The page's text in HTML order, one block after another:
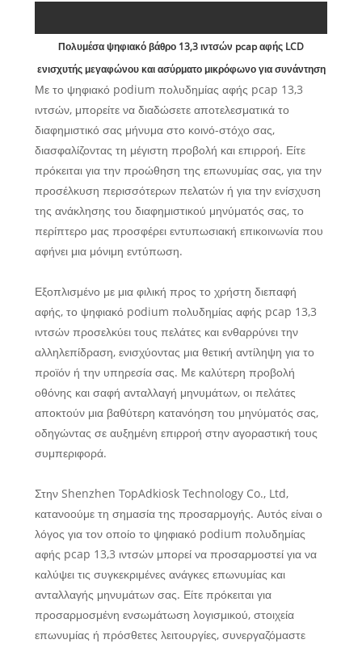
Πολυμέσα ψηφιακό βάθρο 13,3 ιντσών pcap αφής LCD
ενισχυτής μεγαφώνου και ασύρματο μικρόφωνο για συνάντηση
Με το ψηφιακό podium πολυδημίας αφής pcap 13,3
ιντσών, μπορείτε να διαδώσετε αποτελεσματικά το
διαφημιστικό σας μήνυμα στο κοινό-στόχο σας,
διασφαλίζοντας τη μέγιστη προβολή και επιρροή. Είτε
πρόκειται για την προώθηση της επωνυμίας σας, για την
προσέλκυση περισσότερων πελατών ή για την ενίσχυση
της ανάκλησης του διαφημιστικού μηνύματός σας, το
περίπτερο μας προσφέρει εντυπωσιακή επικοινωνία που
αφήνει μια μόνιμη εντύπωση.
Εξοπλισμένο με μια φιλική προς το χρήστη διεπαφή
αφής, το ψηφιακό podium πολυδημίας αφής pcap 13,3
ιντσών προσελκύει τους πελάτες και ενθαρρύνει την
αλληλεπίδραση, ενισχύοντας μια θετική αντίληψη για το
προϊόν ή την υπηρεσία σας. Με καλύτερη προβολή
οθόνης και σαφή ανταλλαγή μηνυμάτων, οι πελάτες
αποκτούν μια βαθύτερη κατανόηση του μηνύματός σας,
οδηγώντας σε αυξημένη επιρροή στην αγοραστική τους
συμπεριφορά.
Στην Shenzhen TopAdkiosk Technology Co., Ltd,
κατανοούμε τη σημασία της προσαρμογής. Αυτός είναι ο
λόγος για τον οποίο το ψηφιακό podium πολυδημίας
αφής pcap 13,3 ιντσών μπορεί να προσαρμοστεί για να
καλύψει τις συγκεκριμένες ανάγκες επωνυμίας και
ανταλλαγής μηνυμάτων σας. Είτε πρόκειται για
προσαρμοσμένη ενσωμάτωση λογισμικού, στοιχεία
επωνυμίας ή πρόσθετες λειτουργίες, συνεργαζόμαστε